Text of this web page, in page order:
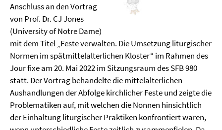
Anschluss an den Vortrag
von Prof. Dr. CJ Jones
(University of Notre Dame)
mit dem Titel „Feste verwalten. Die Umsetzung liturgischer
Normen im spätmittelalterlichen Kloster“ im Rahmen des
Jour fixe am 20. Mai 2022 im Sitzungsraum des SFB 980
statt. Der Vortrag behandelte die mittelalterlichen
Aushandlungen der Abfolge kirchlicher Feste und zeigte die
Problematiken auf, mit welchen die Nonnen hinsichtlich
der Einhaltung liturgischer Praktiken konfrontiert waren,